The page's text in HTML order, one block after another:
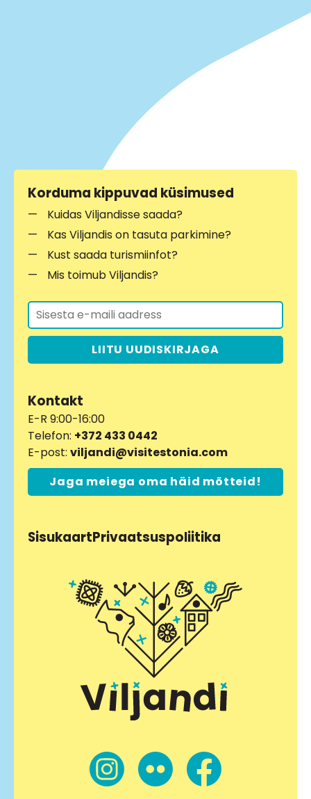
Korduma kippuvad küsimused
Kuidas Viljandisse saada?
Kas Viljandis on tasuta parkimine?
Kust saada turismiinfot?
Mis toimub Viljandis?
LIITU UUDISKIRJAGA
Kontakt
E-R 9:00-16:00
Telefon: +372 433 0442
E-post: viljandi@visitestonia.com
Jaga meiega oma häid mõtteid!
SisukaartPrivaatsuspoliitika